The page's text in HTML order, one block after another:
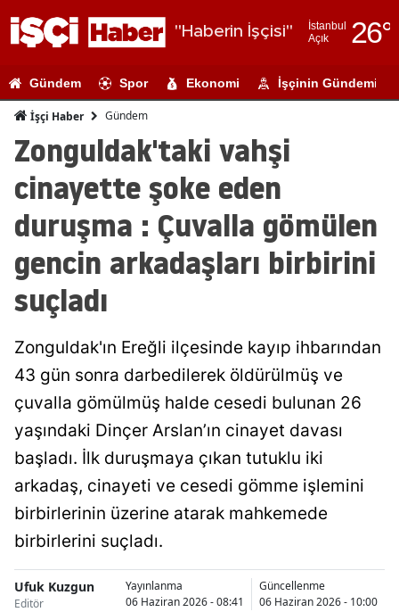
"Haberin İşçisi"
İstanbul
Açık
26°
Adıyaman
Ankara
Antalya
Aydın
Balıkesir
Bitlis
Burdur
Bursa
Gündem Spor Ekonomi İşçinin Gündemi
İşçi Haber Gündem
Zonguldak'taki vahşi
cinayette şoke eden
duruşma : Çuvalla gömülen
gencin arkadaşları birbirini
suçladı
Zonguldak'ın Ereğli ilçesinde kayıp ihbarından
43 gün sonra darbedilerek öldürülmüş ve
çuvalla gömülmüş halde cesedi bulunan 26
yaşındaki Dinçer Arslan’ın cinayet davası
başladı. İlk duruşmaya çıkan tutuklu iki
arkadaş, cinayeti ve cesedi gömme işlemini
birbirlerinin üzerine atarak mahkemede
birbirlerini suçladı.
Ufuk Kuzgun
Editör
Yayınlanma
06 Haziran 2026 - 08:41
Güncellenme
06 Haziran 2026 - 10:00